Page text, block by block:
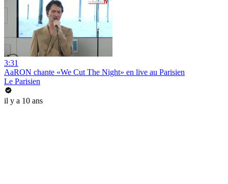
3:31
AaRON chante «We Cut The Night» en live au Parisien
Le Parisien
il y a 10 ans